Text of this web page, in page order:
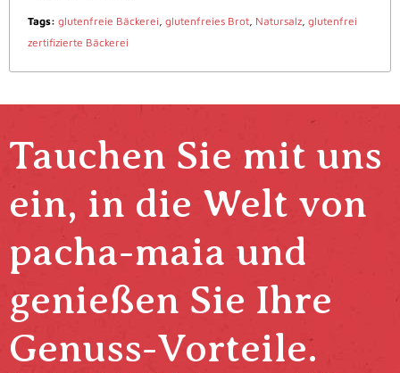
Tags: glutenfreie Bäckerei, glutenfreies Brot, Natursalz, glutenfrei
zertifizierte Bäckerei
Tauchen Sie mit uns
ein, in die Welt von
pacha-maia und
genießen Sie Ihre
Genuss-Vorteile.